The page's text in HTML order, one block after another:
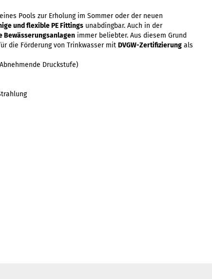
Pools zur Erholung im Sommer oder der neuen
und flexible PE Fittings unabdingbar. Auch in der
Bewässerungsanlagen immer beliebter. Aus diesem Grund
die Förderung von Trinkwasser mit DVGW-Zertifizierung als
Druckstufe)